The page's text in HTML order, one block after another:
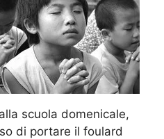
scuola domenicale,
di portare il foulard